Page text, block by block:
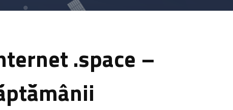
.space –